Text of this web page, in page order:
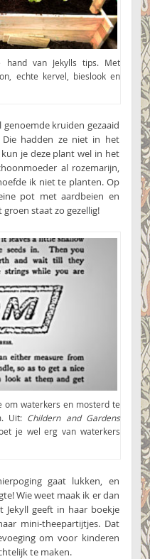
hand van Jekylls tips. Met
echte kervel, bieslook en
kruiden gezaaid
Die hadden ze niet in het
je deze plant wel in het
al rozemarijn,
ik niet te planten. Op
pot met aardbeien en
staat zo gezellig!
om waterkers en mosterd te
Uit: Childern and Gardens
je wel erg van waterkers
gaat lukken, en
Wie weet maak ik er dan
Jekyll geeft in haar boekje
mini-theepartijtjes. Dat
om voor kinderen
te maken.